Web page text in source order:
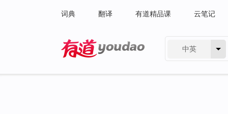
词典 翻译 有道精品课 云笔记
中英